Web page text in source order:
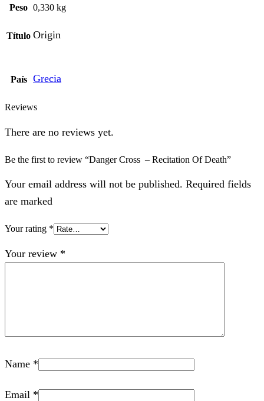
Peso 0,330 kg
Título Origin
País Grecia
Reviews
There are no reviews yet.
Be the first to review “Danger Cross – Recitation Of Death”
Your email address will not be published. Required fields
are marked
Your rating *
Your review *
Name *
Email *